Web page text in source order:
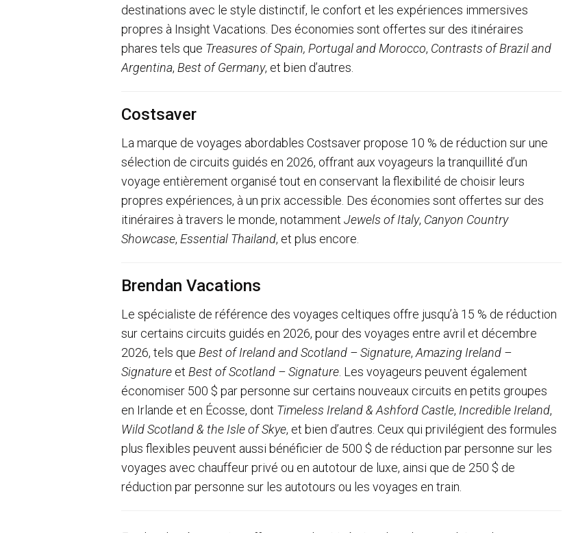
destinations avec le style distinctif, le confort et les expériences immersives
propres à Insight Vacations. Des économies sont offertes sur des itinéraires
phares tels que Treasures of Spain, Portugal and Morocco, Contrasts of Brazil and
Argentina, Best of Germany, et bien d’autres.
Costsaver
La marque de voyages abordables Costsaver propose 10 % de réduction sur une
sélection de circuits guidés en 2026, offrant aux voyageurs la tranquillité d’un
voyage entièrement organisé tout en conservant la flexibilité de choisir leurs
propres expériences, à un prix accessible. Des économies sont offertes sur des
itinéraires à travers le monde, notamment Jewels of Italy, Canyon Country
Showcase, Essential Thailand, et plus encore.
Brendan Vacations
Le spécialiste de référence des voyages celtiques offre jusqu’à 15 % de réduction
sur certains circuits guidés en 2026, pour des voyages entre avril et décembre
2026, tels que Best of Ireland and Scotland – Signature, Amazing Ireland –
Signature et Best of Scotland – Signature . Les voyageurs peuvent également
économiser 500 $ par personne sur certains nouveaux circuits en petits groupes
en Irlande et en Écosse, dont Timeless Ireland & Ashford Castle, Incredible Ireland,
Wild Scotland & the Isle of Skye, et bien d’autres. Ceux qui privilégient des formules
plus flexibles peuvent aussi bénéficier de 500 $ de réduction par personne sur les
voyages avec chauffeur privé ou en autotour de luxe, ainsi que de 250 $ de
réduction par personne sur les autotours ou les voyages en train.